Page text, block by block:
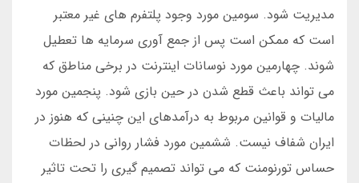
مدیریت شود. سومین مورد وجود پلتفرم های غیر معتبر
است که ممکن است پس از جمع آوری سرمایه ها تعطیل
شوند. چهارمین مورد نوسانات اینترنت در برخی مناطق که
می تواند باعث قطع شدن در حین بازی شود. پنجمین مورد
مالیات و قوانین مربوط به درآمدهای این چنینی که هنوز در
ایران شفاف نیست. ششمین مورد فشار روانی در لحظات
حساس تورنومنت که می تواند تصمیم گیری را تحت تاثیر